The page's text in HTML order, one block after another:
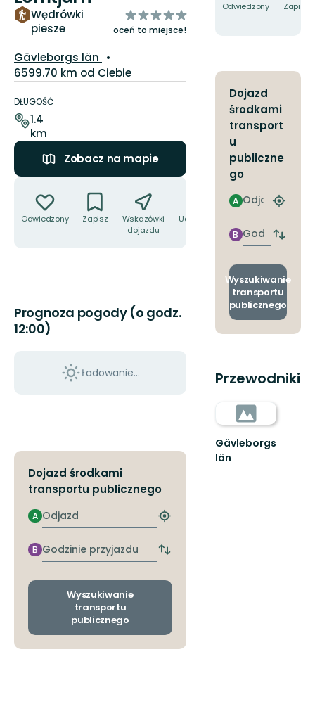
Wędrówki
piesze
z
5
oceń to miejsce!
Województwo:
Gävleborgs län
6599.70 km od Ciebie
dotyczące
szlaku
DŁUGOŚĆ
1.4
km
Zobacz na mapie
Odwiedzony Zapisz
Wskazówki
dojazdu
Udostępnij
Prognoza pogody (o godz.
12:00)
Ładowanie...
Dojazd środkami
transportu publicznego
Odjazd
A
Znajdź
przystanek
Godzinie
przyjazdu
B
Zmiana
odjazdu
Wyszukiwanie
transportu
publicznego
Odwiedzony Zapisz
Dojazd
środkami
transport
u
publiczne
go
Odjazd
A
Znajdź
Godzinie
przyjazdu
B
Zmiana
i
Wyszukiwanie
transportu
publicznego
Przewodniki
Gävleborgs
län